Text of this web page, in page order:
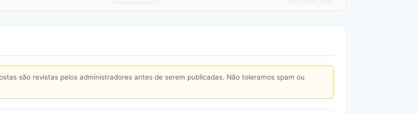
são revistas pelos administradores antes de serem publicadas. Não toleramos spam ou